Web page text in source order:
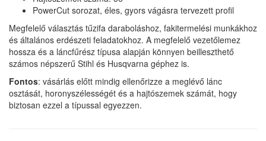
PowerCut sorozat, éles, gyors vágásra tervezett profil
Megfelelő választás tűzifa daraboláshoz, fakitermelési munkákhoz
és általános erdészeti feladatokhoz. A megfelelő vezetőlemez
hossza és a láncfűrész típusa alapján könnyen beilleszthető
számos népszerű Stihl és Husqvarna géphez is.
Fontos: vásárlás előtt mindig ellenőrizze a meglévő lánc
osztását, horonyszélességét és a hajtószemek számát, hogy
biztosan ezzel a típussal egyezzen.